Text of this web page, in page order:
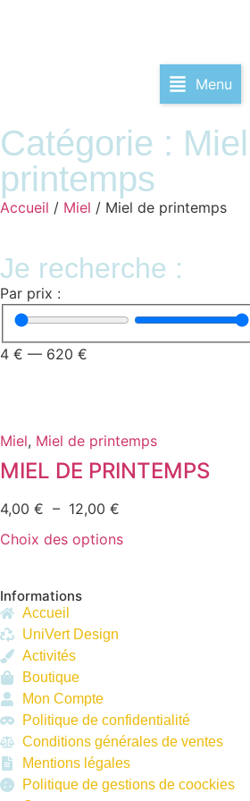
Menu
Catégorie :
printemps
Accueil / Miel / Miel de printemps
Je recherche :
Par prix :
4 € — 620 €
Miel, Miel de printemps
MIEL DE PRINTEMPS
4,00 € – 12,00 €
Choix des options
Informations
Accueil
UniVert Design
Activités
Boutique
Mon Compte
Politique de confidentialité
Conditions générales de ventes
Mentions légales
Politique de gestions de coockies